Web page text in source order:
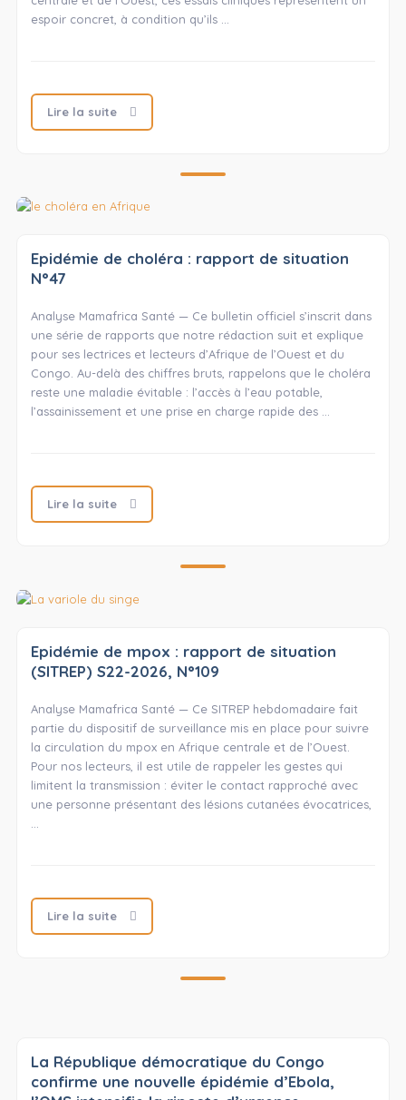
espoir concret, à condition qu’ils …
Lire la suite
Epidémie de choléra : rapport de situation
N°47
Analyse Mamafrica Santé — Ce bulletin officiel s’inscrit dans
une série de rapports que notre rédaction suit et explique
pour ses lectrices et lecteurs d’Afrique de l’Ouest et du
Congo. Au-delà des chiffres bruts, rappelons que le choléra
reste une maladie évitable : l’accès à l’eau potable,
l’assainissement et une prise en charge rapide des …
Lire la suite
Epidémie de mpox : rapport de situation
(SITREP) S22-2026, N°109
Analyse Mamafrica Santé — Ce SITREP hebdomadaire fait
partie du dispositif de surveillance mis en place pour suivre
la circulation du mpox en Afrique centrale et de l’Ouest.
Pour nos lecteurs, il est utile de rappeler les gestes qui
limitent la transmission : éviter le contact rapproché avec
une personne présentant des lésions cutanées évocatrices,
Lire la suite
La République démocratique du Congo
confirme une nouvelle épidémie d’Ebola,